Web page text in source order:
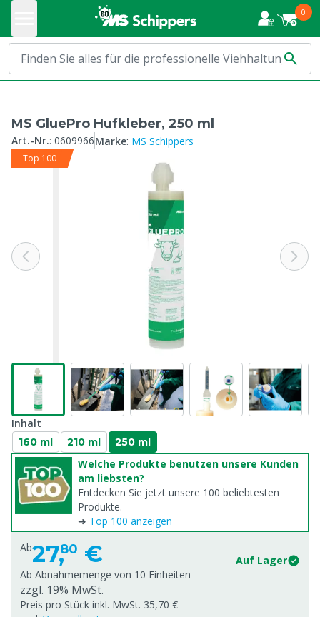
0
MS GluePro Hufkleber, 250 ml
Art.-Nr.: 0609966Marke: MS Schippers
Top 100
Inhalt
160 ml 210 ml 250 ml
Welche Produkte benutzen unsere Kunden
am liebsten?
Entdecken Sie jetzt unsere 100 beliebtesten
Produkte.
➜ Top 100 anzeigen
Ab27,80 €
Auf Lager
Ab Abnahmemenge von 10 Einheiten
zzgl. 19% MwSt.
Preis pro Stück inkl. MwSt. 35,70 €